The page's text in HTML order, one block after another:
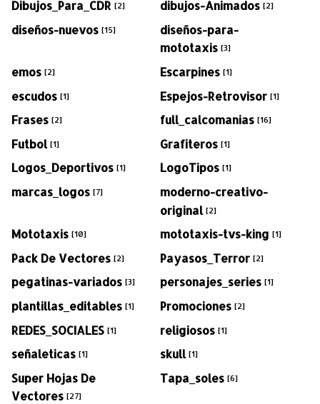
Dibujos_Para_CDR [2] dibujos-Animados [2]
diseños-nuevos [15]
diseños-para-
mototaxis [3]
emos [2] Escarpines [1]
escudos [1] Espejos-Retrovisor [1]
Frases [2] full_calcomanias [16]
Futbol [1] Grafiteros [1]
Logos_Deportivos [1] LogoTipos [1]
marcas_logos [7]
moderno-creativo-
original [2]
Mototaxis [10] mototaxis-tvs-king [1]
Pack De Vectores [2] Payasos_Terror [2]
pegatinas-variados [3] personajes_series [1]
plantillas_editables [1] Promociones [2]
REDES_SOCIALES [1] religiosos [1]
señaleticas [1] skull [1]
Super Hojas De
Vectores [27]
Tapa_soles [6]